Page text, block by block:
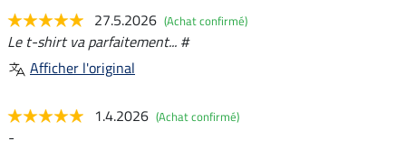
27.5.2026 (Achat confirmé)
Le t-shirt va parfaitement... #
Afficher l'original
1.4.2026 (Achat confirmé)
-